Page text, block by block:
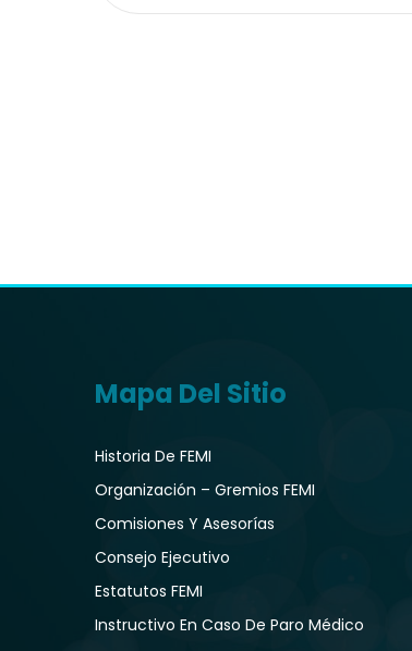
Mapa Del Sitio
Historia De FEMI
Organización – Gremios FEMI
Comisiones Y Asesorías
Consejo Ejecutivo
Estatutos FEMI
Instructivo En Caso De Paro Médico